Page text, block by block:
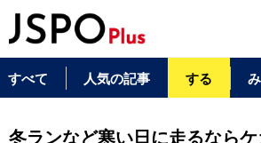
すべて 人気の記事 する
冬ランなど寒い日に走るなら